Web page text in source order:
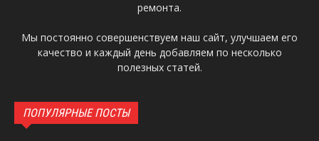
ремонта.
Мы постоянно совершенствуем наш сайт, улучшаем его
качество и каждый день добавляем по несколько
полезных статей.
ПОПУЛЯРНЫЕ ПОСТЫ